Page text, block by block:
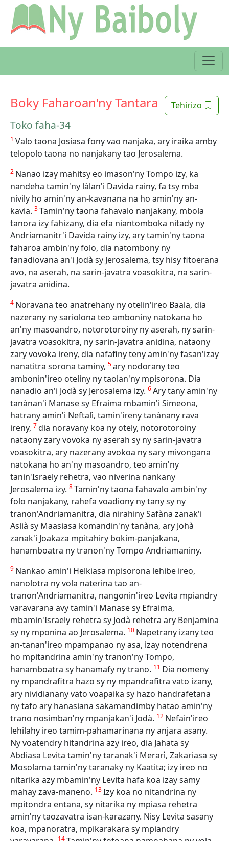
Tehirizo
Boky Faharoan'ny Tantara
Toko faha-34
1 Valo taona Josiasa fony vao nanjaka, ary iraika amby
telopolo taona no nanjakany tao Jerosalema.
2 Nanao izay mahitsy eo imason'ny Tompo izy, ka
nandeha tamin'ny làlan'i Davida rainy, fa tsy mba
nivily ho amin'ny an-kavanana na ho amin'ny an-
kavia. 3Tamin'ny taona fahavalo nanjakany, mbola
tanora izy fahizany, dia efa niantomboka nitady ny
Andriamanitr'i Davida rainy izy, ary tamin'ny taona
faharoa ambin'ny folo, dia natombony ny
fanadiovana an'i Jodà sy Jerosalema, tsy hisy fitoerana
avo, na aserah, na sarin-javatra voasokitra, na sarin-
javatra anidina.
4 Noravana teo anatrehany ny otelin'ireo Baala, dia
nazerany ny sariolona teo amboniny natokana ho
an'ny masoandro, notorotoroiny ny aserah, ny sarin-
javatra voasokitra, ny sarin-javatra anidina, nataony
zary vovoka ireny, dia nafafiny teny amin'ny fasan'izay
nanatitra sorona taminy, 5ary nodorany teo
ambonin'ireo oteliny ny taolan'ny mpisorona. Dia
nanadio an'i Jodà sy Jerosalema izy. 6Ary tany amin'ny
tanànan'i Manase sy Efraima mbamin'i Simeona,
hatrany amin'i Neftalì, tamin'ireny tanànany rava
ireny, 7dia noravany koa ny otely, notorotoroiny
nataony zary vovoka ny aserah sy ny sarin-javatra
voasokitra, ary nazerany avokoa ny sary mivongana
natokana ho an'ny masoandro, teo amin'ny
tanin'Israely rehetra, vao niverina nankany
Jerosalema izy. 8Tamin'ny taona fahavalo ambin'ny
folo nanjakany, rahefa voadiony ny tany sy ny
tranon'Andriamanitra, dia nirahiny Safàna zanak'i
Aslià sy Maasiasa komandin'ny tanàna, ary Johà
zanak'i Joakaza mpitahiry bokim-panjakana,
hanamboatra ny tranon'ny Tompo Andriamaniny.
9 Nankao amin'i Helkiasa mpisorona lehibe ireo,
nanolotra ny vola naterina tao an-
tranon'Andriamanitra, nangonin'ireo Levita mpiandry
varavarana avy tamin'i Manase sy Efraima,
mbamin'Israely rehetra sy Jodà rehetra ary Benjamina
sy ny mponina ao Jerosalema. 10 Napetrany izany teo
an-tanan'ireo mpampanao ny asa, izay notendrena
ho mpitandrina amin'ny tranon'ny Tompo,
hanamboatra sy hanamafy ny trano. 11 Dia nomeny
ny mpandrafitra hazo sy ny mpandrafitra vato izany,
ary nividianany vato voapaika sy hazo handrafetana
ny tafo ary hanasiana sakamandimby hatao amin'ny
trano nosimban'ny mpanjakan'i Jodà. 12 Nefain'ireo
lehilahy ireo tamim-pahamarinana ny anjara asany.
Ny voatendry hitandrina azy ireo, dia Jahata sy
Abdiasa Levita tamin'ny taranak'i Merarì, Zakariasa sy
Mosolama tamin'ny taranaky ny Kaatita; izy ireo no
nitarika azy mbamin'ny Levita hafa koa izay samy
mahay zava-maneno. 13Izy koa no nitandrina ny
mpitondra entana, sy nitarika ny mpiasa rehetra
amin'ny taozavatra isan-karazany. Nisy Levita sasany
koa, mpanoratra, mpikarakara sy mpiandry
14